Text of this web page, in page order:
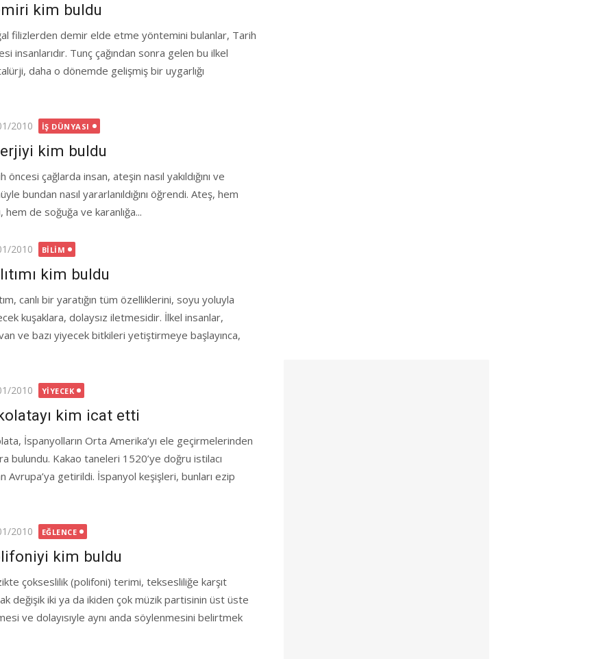
kim buldu
filizlerden demir elde etme yöntemini bulanlar, Tarih
insanlarıdır. Tunç çağından sonra gelen bu ilkel
daha o dönemde gelişmiş bir uygarlığı
2010 İŞ DÜNYASI
kim buldu
öncesi çağlarda insan, ateşin nasıl yakıldığını ve
bundan nasıl yararlanıldığını öğrendi. Ateş, hem
hem de soğuğa ve karanlığa...
2010 BILIM
kim buldu
canlı bir yaratığın tüm özelliklerini, soyu yoluyla
kuşaklara, dolaysız iletmesidir. İlkel insanlar,
ve bazı yiyecek bitkileri yetiştirmeye başlayınca,
2010 YIYECEK
kim icat etti
İspanyolların Orta Amerika’yı ele geçirmelerinden
bulundu. Kakao taneleri 1520’ye doğru istilacı
Avrupa’ya getirildi. İspanyol keşişleri, bunları ezip
2010 EĞLENCE
kim buldu
çokseslilik (polifoni) terimi, teksesliliğe karşıt
değişik iki ya da ikiden çok müzik partisinin üst üste
ve dolayısıyle aynı anda söylenmesini belirtmek